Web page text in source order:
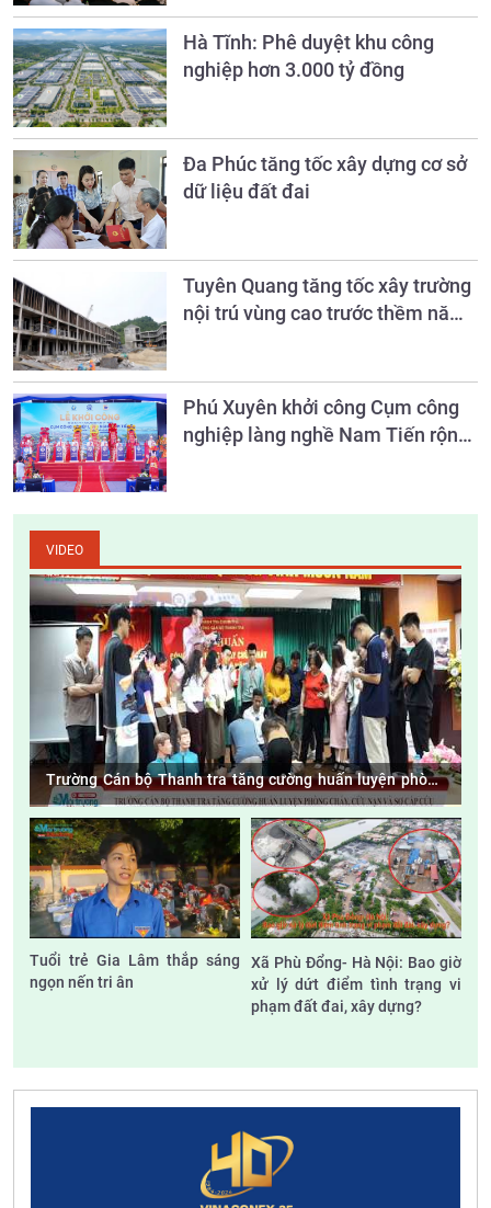
Hà Tĩnh: Phê duyệt khu công
nghiệp hơn 3.000 tỷ đồng
Đa Phúc tăng tốc xây dựng cơ sở
dữ liệu đất đai
Tuyên Quang tăng tốc xây trường
nội trú vùng cao trước thềm năm
Phú Xuyên khởi công Cụm công
nghiệp làng nghề Nam Tiến rộng
VIDEO
Trường Cán bộ Thanh tra tăng cường huấn luyện phòng
cháy, cứu nạn và sơ cấp cứu
Tuổi trẻ Gia Lâm thắp sáng
ngọn nến tri ân
Xã Phù Đổng- Hà Nội: Bao giờ
xử lý dứt điểm tình trạng vi
phạm đất đai, xây dựng?